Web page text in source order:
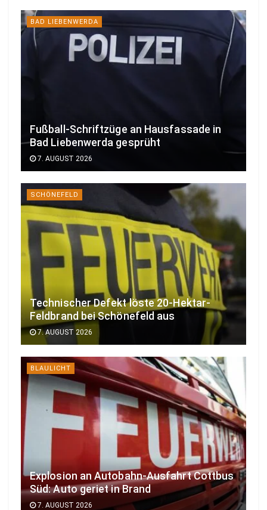
BAD LIEBENWERDA
Fußball-Schriftzüge an Hausfassade in
Bad Liebenwerda gesprüht
7. AUGUST 2026
SCHÖNEFELD
Technischer Defekt löste 20-Hektar-
Feldbrand bei Schönefeld aus
7. AUGUST 2026
BLAULICHT
Explosion an Autobahn-Ausfahrt Cottbus
Süd: Auto geriet in Brand
7. AUGUST 2026